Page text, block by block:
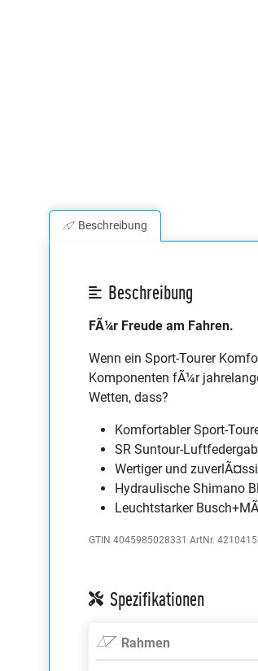
Beschreibung
Beschreibung
FÃ¼r Freude am Fahren.
Wenn ein Sport-Tourer
Komponenten fÃ¼r
Wetten, dass?
Komfortabler Sport-
SR Suntour-
Wertiger und
Hydraulische Shimano
Leuchtstarker
GTIN 4045985028331 ArtNr.
Spezifikationen
Rahmen